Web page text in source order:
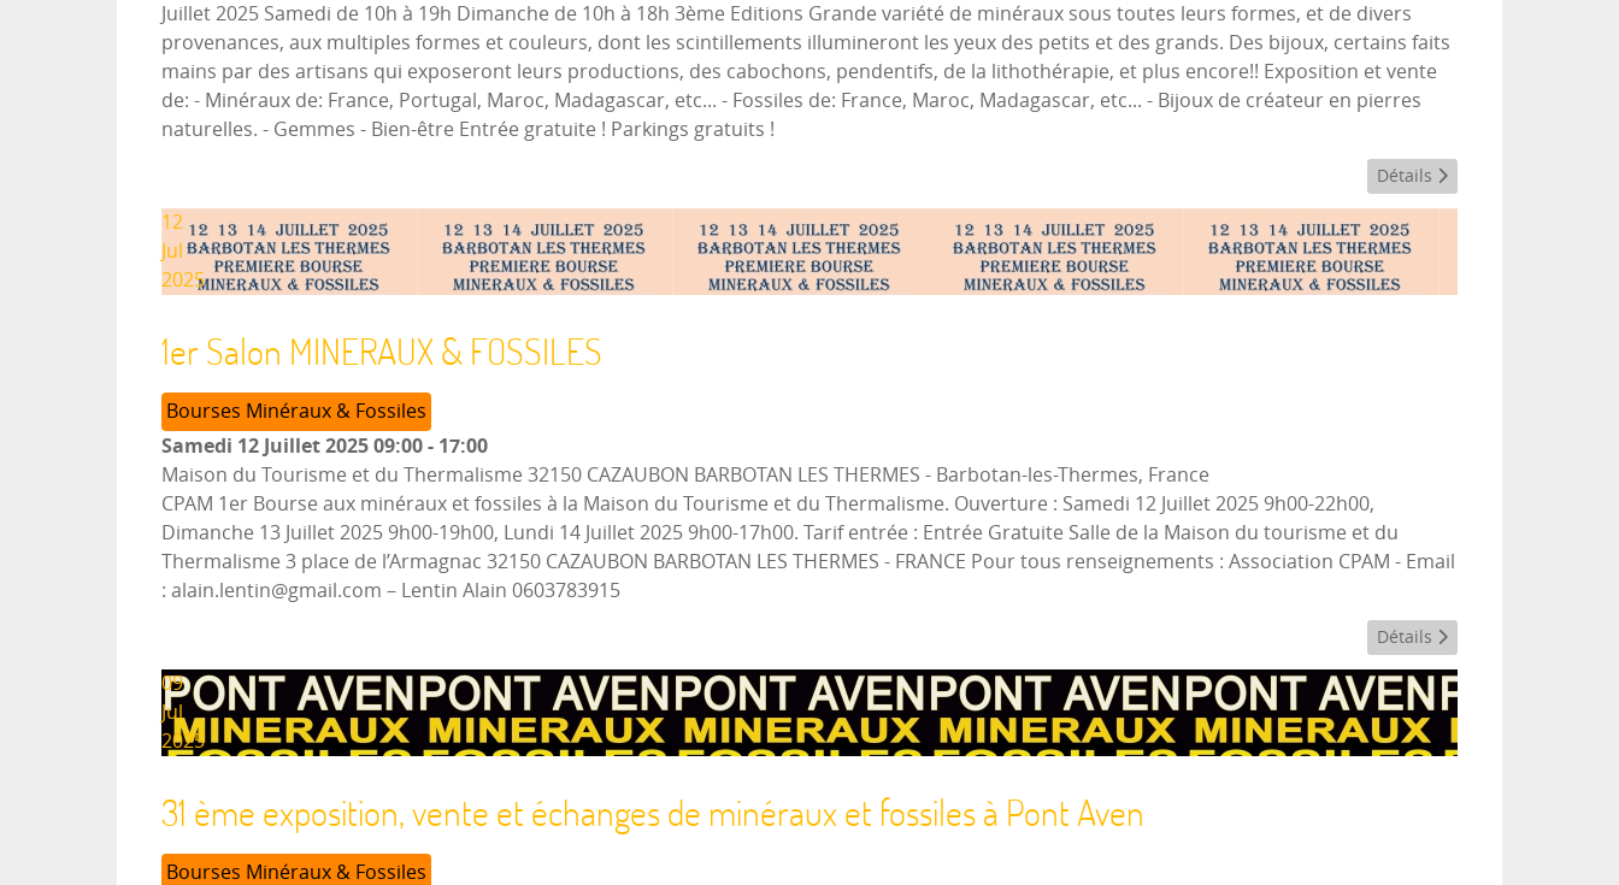
Juillet 2025 Samedi de 10h à 19h Dimanche de 10h à 18h 3ème Editions Grande variété de minéraux sous toutes leurs formes, et de divers
provenances, aux multiples formes et couleurs, dont les scintillements illumineront les yeux des petits et des grands. Des bijoux, certains faits
mains par des artisans qui exposeront leurs productions, des cabochons, pendentifs, de la lithothérapie, et plus encore!! Exposition et vente
de: - Minéraux de: France, Portugal, Maroc, Madagascar, etc... - Fossiles de: France, Maroc, Madagascar, etc... - Bijoux de créateur en pierres
naturelles. - Gemmes - Bien-être Entrée gratuite ! Parkings gratuits !
Détails
12
Jul
2025
1er Salon MINERAUX & FOSSILES
Bourses Minéraux & Fossiles
Samedi 12 Juillet 202509:00- 17:00
Maison du Tourisme et du Thermalisme 32150 CAZAUBON BARBOTAN LES THERMES - Barbotan-les-Thermes, France
CPAM 1er Bourse aux minéraux et fossiles à la Maison du Tourisme et du Thermalisme. Ouverture : Samedi 12 Juillet 2025 9h00-22h00,
Dimanche 13 Juillet 2025 9h00-19h00, Lundi 14 Juillet 2025 9h00-17h00. Tarif entrée : Entrée Gratuite Salle de la Maison du tourisme et du
Thermalisme 3 place de l’Armagnac 32150 CAZAUBON BARBOTAN LES THERMES - FRANCE Pour tous renseignements : Association CPAM - Email
: alain.lentin@gmail.com – Lentin Alain 0603783915
Détails
09
Jul
2025
31 ème exposition, vente et échanges de minéraux et fossiles à Pont Aven
Bourses Minéraux & Fossiles